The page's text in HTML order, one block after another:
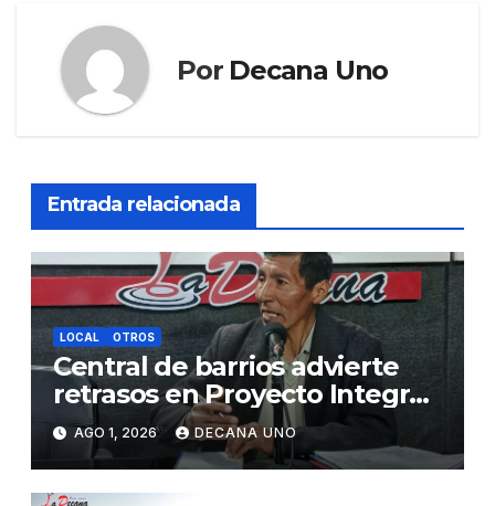
Por Decana Uno
Entrada relacionada
LOCAL OTROS
Central de barrios advierte
retrasos en Proyecto Integral
de Agua y Alcantarillado para
Juliaca
AGO 1, 2026 DECANA UNO